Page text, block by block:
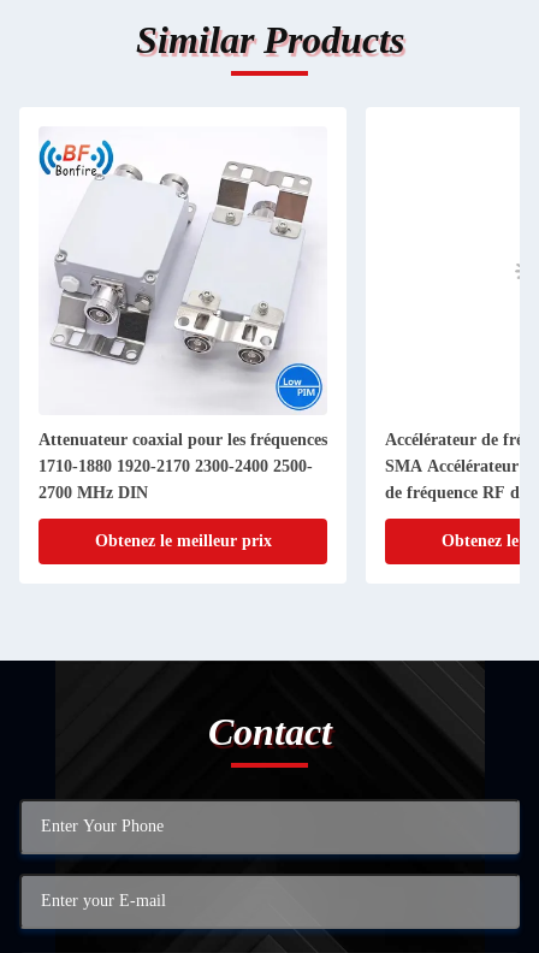
Similar Products
Attenuateur coaxial pour les fréquences
1710-1880 1920-2170 2300-2400 2500-
2700 MHz DIN
Obtenez le meilleur prix
Accélérateur de
SMA Accélérateur
de fréquence RF de
Connecteur 1-40dB
Obtenez le
Contact